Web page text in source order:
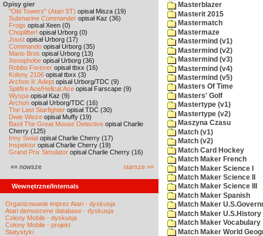
Opisy gier
"Old Towers" (Atari ST) opisał Misza (19)
Submarine Commander opisał Kaz (36)
Frogs opisał Xeen (0)
Choplifter! opisał Urborg (0)
Joust opisał Urborg (17)
Commando opisał Urborg (35)
Mario Bros opisał Urborg (13)
Xenophobe opisał Urborg (36)
Robbo Forever opisał tbxx (16)
Kolony 2106 opisał tbxx (3)
Archon II: Adept opisał Urborg/TDC (9)
Spitfire Ace/Hellcat Ace opisał Farscape (9)
Wyspa opisał Kaz (9)
Archon opisał Urborg/TDC (16)
The Last Starfighter opisał TDC (30)
Dwie Wieże opisał Muffy (19)
Basil The Great Mouse Detective opisał Charlie
Cherry (125)
Inny Świat opisał Charlie Cherry (17)
Inspektor opisał Charlie Cherry (19)
Grand Prix Simulator opisał Charlie Cherry (16)
«« nowsze starsze »»
Wewnętrzne/Internals
Organizowanie imprez Atari - dyskusja
Atari demoscene database - dyskusja
Colony Mobile - dyskusja
Colony Mobile - projekt
Statystyki
Masterblazer
Masterit 2015
Mastermatch
Mastermaze
Mastermind (v1)
Mastermind (v2)
Mastermind (v3)
Mastermind (v4)
Mastermind (v5)
Masters Of Time
Masters' Golf
Mastertype (v1)
Mastertype (v2)
Maszyna Czasu
Match (v1)
Match (v2)
Match Card Hockey
Match Maker French
Match Maker Science I
Match Maker Science II
Match Maker Science III
Match Maker Spanish
Match Maker
Match Maker U.S.History
Match Maker Vocabulary
Match Maker World